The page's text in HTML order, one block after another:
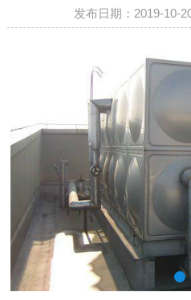
发布日期：2019-10-